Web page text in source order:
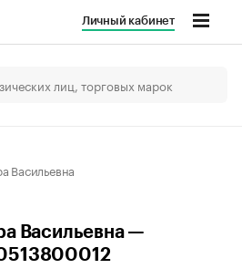
Личный кабинет
Васильевна
Васильевна —